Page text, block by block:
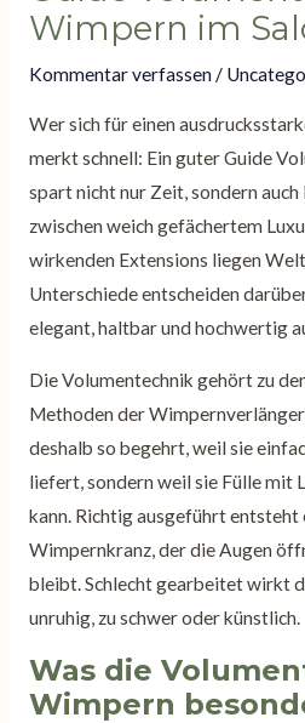
Wimpern im
Kommentar verfassen/
Wer sich für einen
merkt schnell: Ein guter Guide
spart nicht nur Zeit, sondern auch
zwischen weich gefächertem
wirkenden Extensions liegen
Unterschiede entscheiden
elegant, haltbar und hochwertig
Die Volumentechnik gehört zu
Methoden der
deshalb so begehrt, weil sie
liefert, sondern weil sie Fülle mit
kann. Richtig ausgeführt
Wimpernkranz, der die Augen
bleibt. Schlecht gearbeitet wirkt
unruhig, zu schwer oder künstlich.
Was die
Wimpern